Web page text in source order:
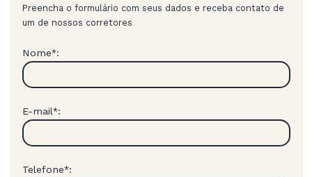
Preencha o formulário com seus dados e receba contato de
um de nossos corretores
Nome*:
E-mail*:
Telefone*: